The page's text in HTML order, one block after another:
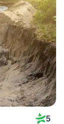
5